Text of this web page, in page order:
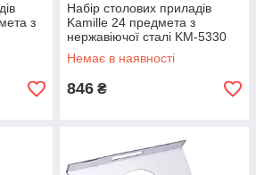
з
Набір столових приладів
Kamille 24 предмета з
нержавіючої сталі KM-5330
Немає в наявності
846 ₴